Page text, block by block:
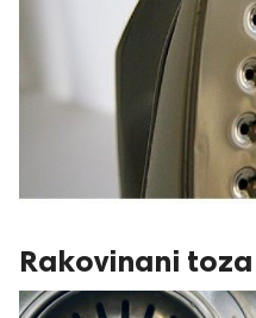
Rakovinani